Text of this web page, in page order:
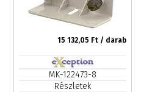
15 132,05 Ft / darab
MK-122473-8
Részletek